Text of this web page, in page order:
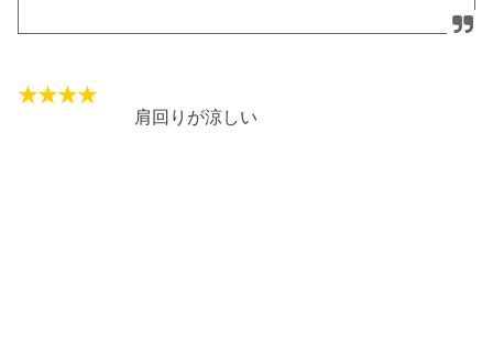
肩回りが涼しい